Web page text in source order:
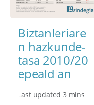
Biztanleriare
n hazkunde-
tasa 2010/20
epealdian
Last updated 3 mins